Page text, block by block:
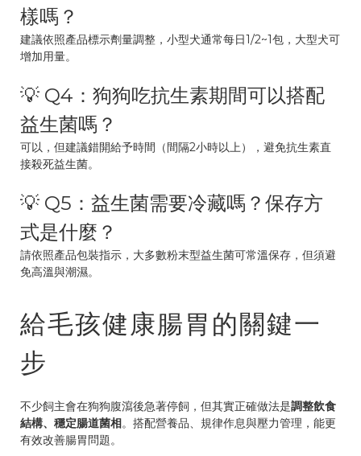
樣嗎？
建議依照產品標示劑量調整，小型犬通常每日1/2~1包，大型犬可
增加用量。
💡 Q4：狗狗吃抗生素期間可以搭配
益生菌嗎？
可以，但建議錯開給予時間（間隔2小時以上），避免抗生素直
接殺死益生菌。
💡 Q5：益生菌需要冷藏嗎？保存方
式是什麼？
請依照產品包裝指示，大多數粉末型益生菌可常溫保存，但須避
免高溫與潮濕。
給毛孩健康腸胃的關鍵一
步
不少飼主會在狗狗腹瀉後急著停飼，但其實正確做法是調整飲食
結構、穩定腸道菌相。搭配營養品、規律作息與壓力管理，能更
有效改善腸胃問題。